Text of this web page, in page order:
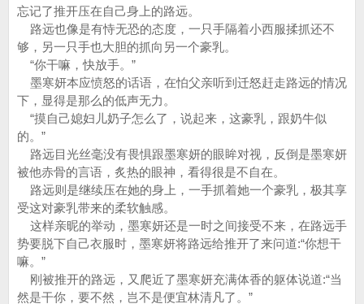
忘记了推开压在自己身上的路远。
路远也像是有恃无恐的态度，一只手隔着小西服揉抓还不
够，另一只手也大胆的抓向另一个豪乳。
“你干嘛，快放手。”
墨寒妍本应愤怒的话语，在怕父亲听到迁怒赶走路远的情况
下，显得是那么的低声无力。
“摸自己媳妇儿奶子怎么了，说起来，这豪乳，跟奶牛似
的。”
路远目光丝毫没有畏惧跟墨寒妍的眼眸对视，反倒是墨寒妍
被他赤骨的言语，炙热的眼神，看得很是不自在。
路远则是继续压在她的身上，一手抓着她一个豪乳，极其享
受这对豪乳带来的柔软触感。
这样亲昵的举动，墨寒妍还是一时之间接受不来，在路远手
势要脱下自己衣服时，墨寒妍将路远给推开了来问道:“你想干
嘛。”
刚被推开的路远，又爬近了墨寒妍充满体香的躯体说道:“当
然是干你，要不然，岂不是便宜林清凡了。”